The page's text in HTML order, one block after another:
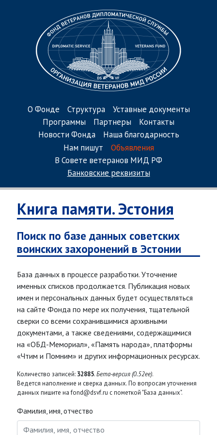
О Фонде Структура
Уставные документы
Программы
Партнеры
Контакты
Новости Фонда
Наша благодарность
Нам пишут
Объявления
В Совете ветеранов МИД РФ
Банковские реквизиты
Книга памяти. Эстония
Поиск по базе данных советских
воинских захоронений в Эстонии
База данных в процессе разработки. Уточнение
именных списков продолжается. Публикация новых
имен и персональных данных будет осуществляться
на сайте Фонда по мере их получения, тщательной
сверки со всеми сохранившимися архивными
документами, а также сведениями, содержащимися
на «ОБД-Мемориал», «Память народа», платформы
«Чтим и Помним» и других информационных ресурсах.
Количество записей: 32885.Бета-версия (0.52ee).
Ведется наполнение и сверка данных. По вопросам уточнения
данных пишите на fond@dsvf.ru с пометкой "База данных".
Фамилия, имя, отчество